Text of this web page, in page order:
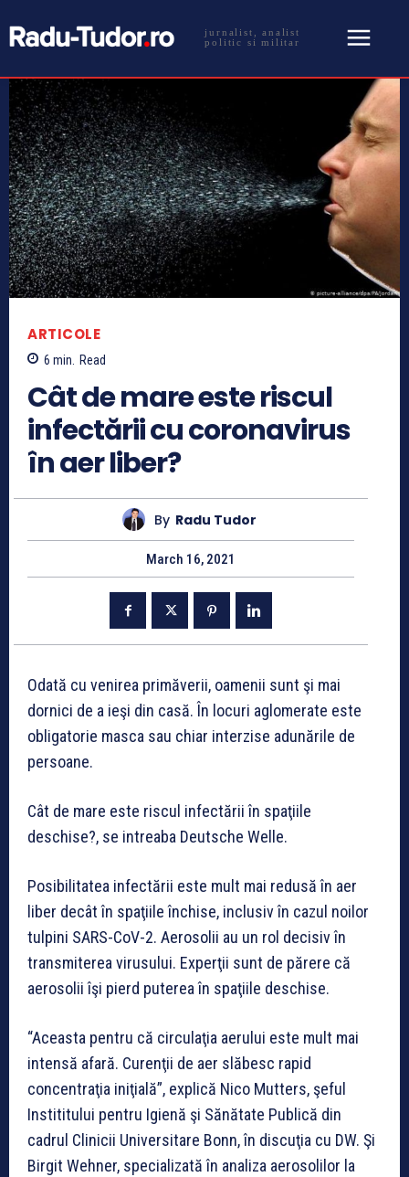
jurnalist, analist
politic si militar
ARTICOLE
6 min. Read
Cât de mare este riscul
infectării cu coronavirus
în aer liber?
By Radu Tudor
March 16, 2021
Odată cu venirea primăverii, oamenii sunt şi mai
dornici de a ieşi din casă. În locuri aglomerate este
obligatorie masca sau chiar interzise adunările de
persoane.
Cât de mare este riscul infectării în spaţiile
deschise?, se intreaba Deutsche Welle.
Posibilitatea infectării este mult mai redusă în aer
liber decât în spaţiile închise, inclusiv în cazul noilor
tulpini SARS-CoV-2. Aerosolii au un rol decisiv în
transmiterea virusului. Experţii sunt de părere că
aerosolii îşi pierd puterea în spaţiile deschise.
“Aceasta pentru că circulaţia aerului este mult mai
intensă afară. Curenţii de aer slăbesc rapid
concentraţia iniţială”, explică Nico Mutters, şeful
Instititului pentru Igienă şi Sănătate Publică din
cadrul Clinicii Universitare Bonn, în discuţia cu DW. Şi
Birgit Wehner, specializată în analiza aerosolilor la